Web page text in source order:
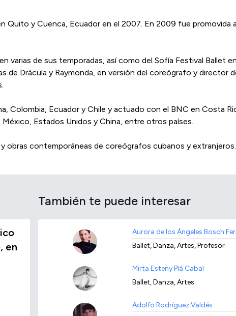
Quito y Cuenca, Ecuador en el 2007. En 2009 fue promovida
de sus temporadas, así como del Sofía Festival Ballet
Drácula y Raymonda, en versión del coreógrafo y director
Colombia, Ecuador y Chile y actuado con el BNC en Costa
México, Estados Unidos y China, entre otros países.
contemporáneas de coreógrafos cubanos y
en
También te puede interesar
Aurora de los Ángeles Bosch
Ballet, Danza, Artes, Profesor
Mirta Esteny Plá Cabal
Ballet, Danza, Artes
Adolfo Rodríguez Valdés